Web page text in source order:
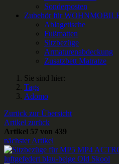
Sonderposten
Zubehör für
Ablagetische
Fußmatten
Sitzbezüge
Armaturenabdeckung
Zusatzbett Matratze
Sie sind hier:
Tags
Adomo
Zurück zur Übersicht
Artikel zurück
Artikel 57 von 439
nächster Artikel